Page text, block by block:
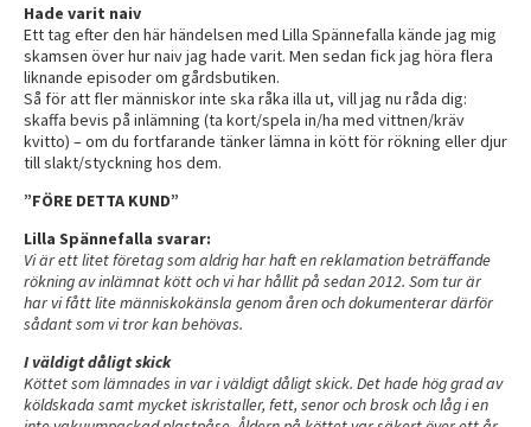
Hade varit naiv
Ett tag efter den här händelsen med Lilla Spännefalla kände jag mig
skamsen över hur naiv jag hade varit. Men sedan fick jag höra flera
liknande episoder om gårdsbutiken.
Så för att fler människor inte ska råka illa ut, vill jag nu råda dig:
skaffa bevis på inlämning (ta kort/spela in/ha med vittnen/kräv
kvitto) – om du fortfarande tänker lämna in kött för rökning eller djur
till slakt/styckning hos dem.
”FÖRE DETTA KUND”
Lilla Spännefalla svarar:
Vi är ett litet företag som aldrig har haft en reklamation beträffande
rökning av inlämnat kött och vi har hållit på sedan 2012. Som tur är
har vi fått lite människokänsla genom åren och dokumenterar därför
sådant som vi tror kan behövas.
I väldigt dåligt skick
Köttet som lämnades in var i väldigt dåligt skick. Det hade hög grad av
köldskada samt mycket iskristaller, fett, senor och brosk och låg i en